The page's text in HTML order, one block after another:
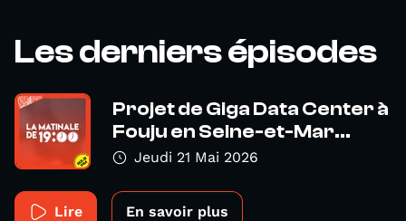
Les derniers épisodes
Projet de Giga Data Center à
Fouju en Seine-et-Mar...
Jeudi 21 Mai 2026
Lire En savoir plus